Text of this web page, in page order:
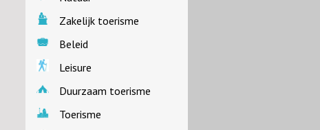
Zakelijk toerisme
Beleid
Leisure
Duurzaam toerisme
Toerisme